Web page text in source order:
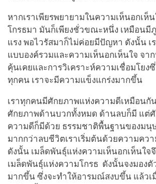
หากเราเพียรพยายามในความเห็นอกเห็
โกรธมา มันก็เพียงชั่วขณะหนึ่ง เหมือนมี
แรง พอไวรัสมาก็ไม่ค่อยมีปัญหา ดังนั้น เ
แบบองค์รวมและความเห็นอกเห็นใจ จา
คุ้นเคยและการวิเคราะห์ความเชื่อมโยง
ทุกคน เราจะมีความแข็งแกร่งมากขึ้น
เราทุกคนมีศักยภาพแห่งความดีเหมือนกั
ศักยภาพด้านบวกทั้งหมด ด้านลบก็มี แต่
ความดีก็มีด้วย ธรรมชาติพื้นฐานของมนุ
มากกว่าลบชีวิตเราเริ่มต้นด้วยความควา
ดังนั้น เมล็ดพันธุ์แห่งความเห็นอกเห็นใจ
เมล็ดพันธุ์แห่งความโกรธ ดังนั้นจงมองตั
มากขึ้น ซึ่งจะทำให้อารมณ์สงบขึ้น แล้ว